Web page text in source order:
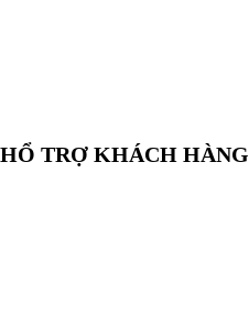
HỔ TRỢ KHÁCH HÀNG